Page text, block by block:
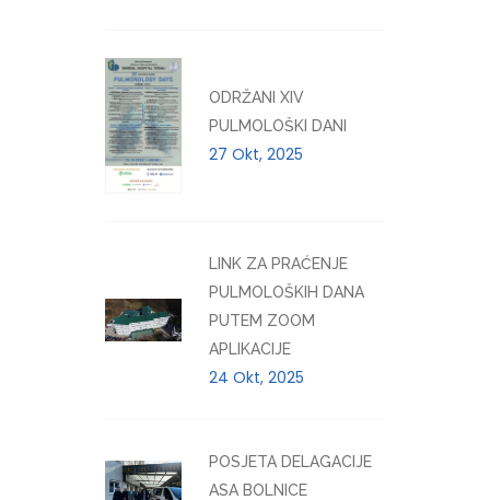
ODRŽANI XIV
PULMOLOŠKI DANI
27 Okt, 2025
LINK ZA PRAĆENJE
PULMOLOŠKIH DANA
PUTEM ZOOM
APLIKACIJE
24 Okt, 2025
POSJETA DELAGACIJE
ASA BOLNICE